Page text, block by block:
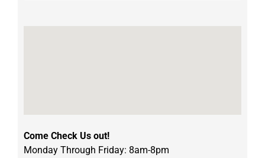
Come Check Us out!
Monday Through Friday: 8am-8pm